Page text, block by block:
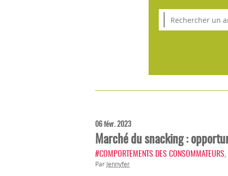
06 févr. 2023
Marché du snacking :
#COMPORTEMENTS DES CONSOMMATEURS
Par Jennyfer